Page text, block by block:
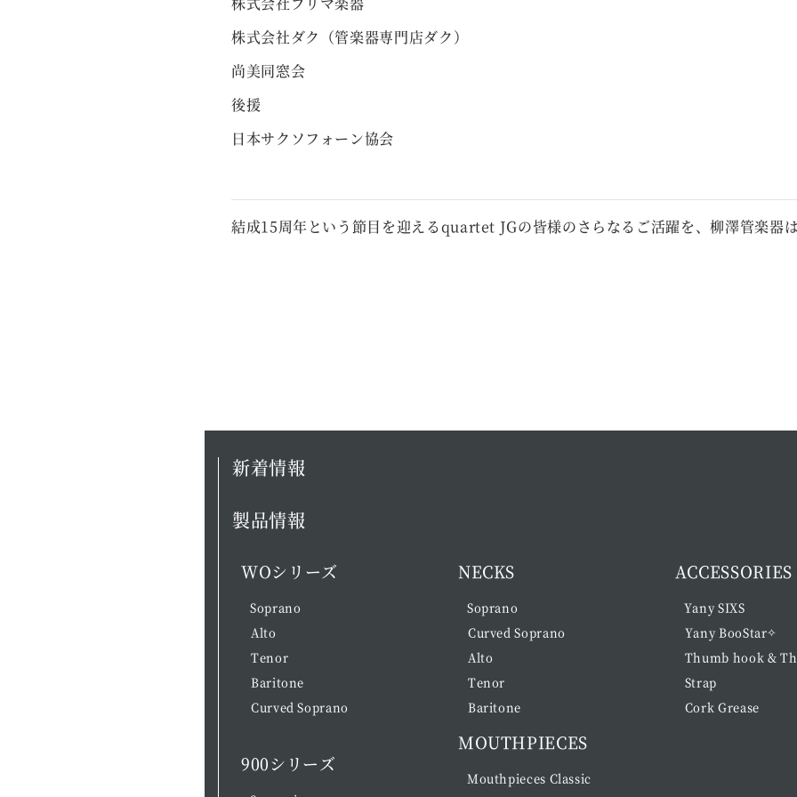
株式会社ダク（管楽器専門店ダク）
尚美同窓会
後援
日本サクソフォーン協会
結成15周年という節目を迎えるquartet JGの皆様のさらなるご活躍を、柳澤管楽器は
新着情報
製品情報
WOシリーズ
Soprano
Alto
Tenor
Baritone
Curved Soprano
900シリーズ
NECKS
Soprano
Curved Soprano
Alto
Tenor
Baritone
MOUTHPIECES
Mouthpieces Classic
ACCESSORIES
Yany SIXS
Yany BooStar✧
Thumb hook &
Strap
Cork Grease